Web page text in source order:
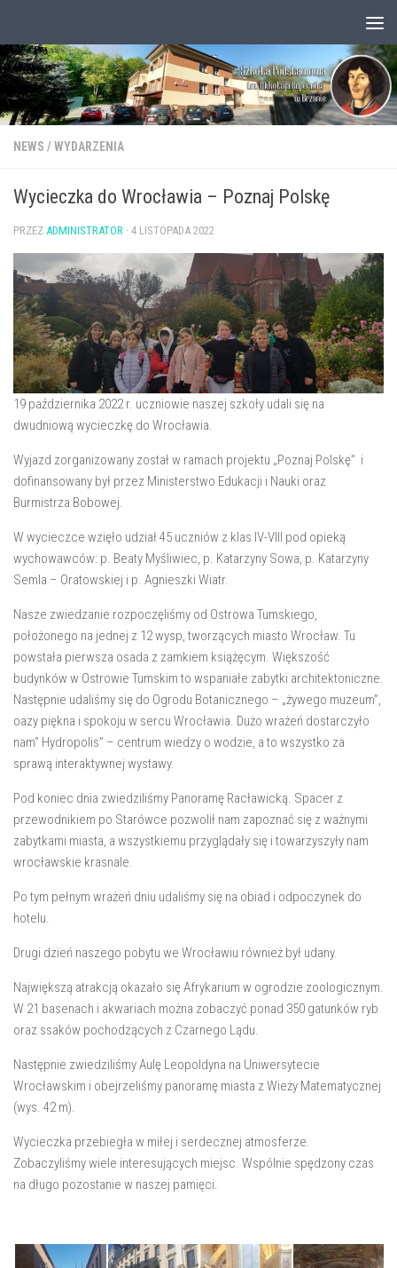
Otwórz pasek narzędzi
NEWS / WYDARZENIA
Wycieczka do Wrocławia – Poznaj Polskę
PRZEZ ADMINISTRATOR · 4 LISTOPADA 2022
19 października 2022 r. uczniowie naszej szkoły udali się na
dwudniową wycieczkę do Wrocławia.
Wyjazd zorganizowany został w ramach projektu „Poznaj Polskę” i
dofinansowany był przez Ministerstwo Edukacji i Nauki oraz
Burmistrza Bobowej.
W wycieczce wzięło udział 45 uczniów z klas IV-VIII pod opieką
wychowawców: p. Beaty Myśliwiec, p. Katarzyny Sowa, p. Katarzyny
Semla – Oratowskiej i p. Agnieszki Wiatr.
Nasze zwiedzanie rozpoczęliśmy od Ostrowa Tumskiego,
położonego na jednej z 12 wysp, tworzących miasto Wrocław. Tu
powstała pierwsza osada z zamkiem książęcym. Większość
budynków w Ostrowie Tumskim to wspaniałe zabytki architektoniczne.
Następnie udaliśmy się do Ogrodu Botanicznego – „żywego muzeum”,
oazy piękna i spokoju w sercu Wrocławia. Dużo wrażeń dostarczyło
nam” Hydropolis” – centrum wiedzy o wodzie, a to wszystko za
sprawą interaktywnej wystawy.
Pod koniec dnia zwiedziliśmy Panoramę Racławicką. Spacer z
przewodnikiem po Starówce pozwolił nam zapoznać się z ważnymi
zabytkami miasta, a wszystkiemu przyglądały się i towarzyszyły nam
wrocławskie krasnale.
Po tym pełnym wrażeń dniu udaliśmy się na obiad i odpoczynek do
hotelu.
Drugi dzień naszego pobytu we Wrocławiu również był udany.
Największą atrakcją okazało się Afrykarium w ogrodzie zoologicznym.
W 21 basenach i akwariach można zobaczyć ponad 350 gatunków ryb
oraz ssaków pochodzących z Czarnego Lądu.
Następnie zwiedziliśmy Aulę Leopoldyna na Uniwersytecie
Wrocławskim i obejrzeliśmy panoramę miasta z Wieży Matematycznej
(wys. 42 m).
Wycieczka przebiegła w miłej i serdecznej atmosferze.
Zobaczyliśmy wiele interesujących miejsc. Wspólnie spędzony czas
na długo pozostanie w naszej pamięci.